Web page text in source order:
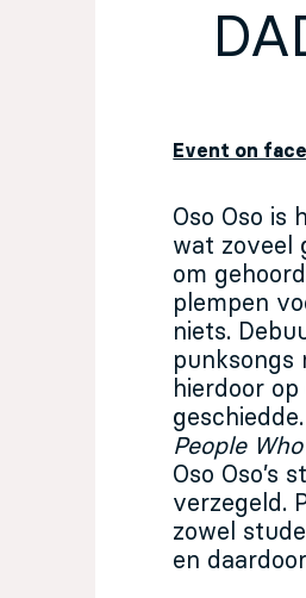
Event on
Oso Oso is
wat zoveel
om
plempen
niets.
punksongs
hierdoor
People
Oso Oso’s
verzegeld.
zowel
en